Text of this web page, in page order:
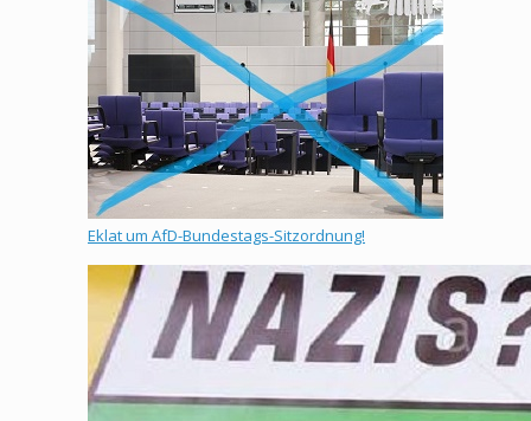
Eklat um AfD-Bundestags-Sitzordnung!